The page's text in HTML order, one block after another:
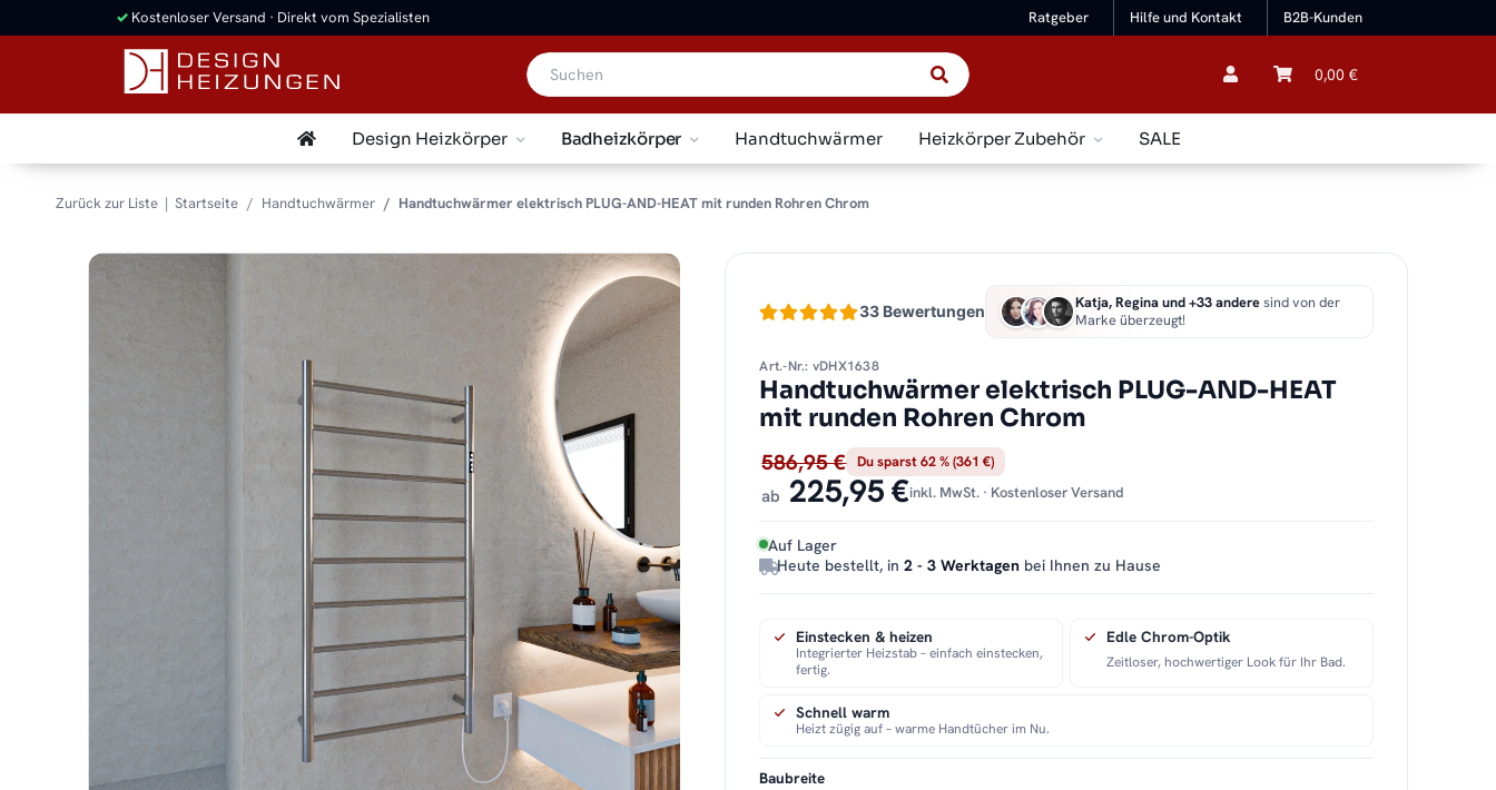
Ratgeber Hilfe und Kontakt B2B-Kunden
✓ Kostenloser Versand · Direkt vom Spezialisten
0,00 €
Design Heizkörper Badheizkörper Handtuchwärmer Heizkörper Zubehör SALE
Zurück zur Liste Startseite Handtuchwärmer Handtuchwärmer elektrisch PLUG-AND-HEAT mit runden Rohren Chrom
33 Bewertungen Katja, Regina und +33 anderesind von der
Marke überzeugt!
Art.-Nr.: vDHX1638
Handtuchwärmer elektrisch PLUG-AND-HEAT
mit runden Rohren Chrom
586,95 € Du sparst 62 % (361 €)
ab 225,95 €inkl. MwSt. · Kostenloser Versand
Auf Lager
Heute bestellt, in2 - 3 Werktagen bei Ihnen zu Hause
Einstecken & heizen
Integrierter Heizstab – einfach einstecken,
fertig.
Edle Chrom-Optik
Zeitloser, hochwertiger Look für Ihr Bad.
Schnell warm
Heizt zügig auf – warme Handtücher im Nu.
Baubreite